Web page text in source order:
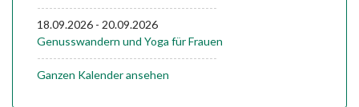
---------------------------------------------
18.09.2026 - 20.09.2026
Genusswandern und Yoga für Frauen
---------------------------------------------
Ganzen Kalender ansehen